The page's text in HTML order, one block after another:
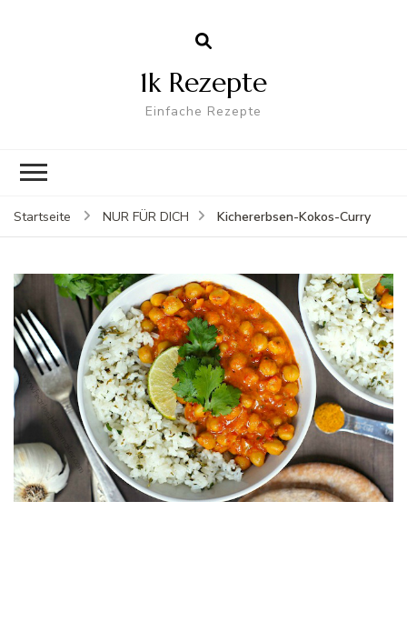
1k Rezepte
Einfache Rezepte
Startseite NUR FÜR DICH Kichererbsen-Kokos-Curry